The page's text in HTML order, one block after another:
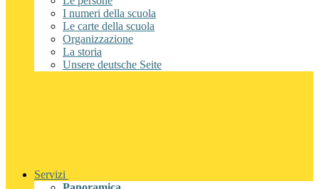
I numeri della scuola
Le carte della scuola
Organizzazione
La storia
Unsere deutsche Seite
Servizi